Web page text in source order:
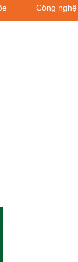
Công nghệ